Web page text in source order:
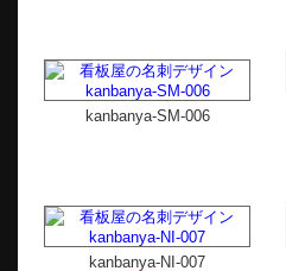
kanbanya-SM-006
kanbanya-NI-007